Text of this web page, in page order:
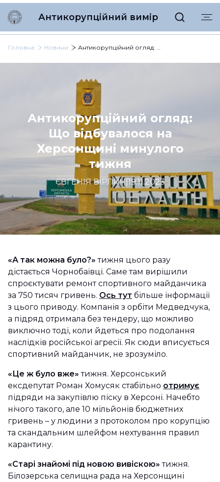
Антикорупційний вимір
Головна Новини Антикорупційний огляд: Що відбувалося на Херсонщині минулого тижня
Антикорупційний огляд:
Що відбувалося на
Херсонщині минулого
тижня
ЄВГЕНІЯ ВІРЛИЧ|19.11.2023
«А так можна було?»тижня цього разу
дістається Чорнобаївці. Саме там вирішили
спроєктувати ремонт спортивного майданчика
за 750 тисяч гривень. Ось тут більше інформації
з цього приводу. Компанія з орбіти Медведчука,
а підряд отримала без тендеру, що можливо
виключно тоді, коли йдеться про подолання
наслідків російської агресії. Як сюди вписується
спортивний майданчик, не зрозуміло.
«Це ж було вже» тижня. Херсонський
ексдепутат Роман Хомусяк стабільно отримує
підряди на закупівлю піску в Херсоні. Начебто
нічого такого, але 10 мільйонів бюджетних
гривень – у людини з протоколом про корупцію
та скандальним шлейфом нехтування правил
карантину.
«Старі знайомі під новою вивіскою» тижня.
Білозерська селищна рада на Херсонщині